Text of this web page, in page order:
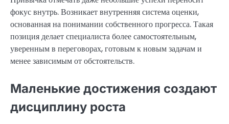
фокус внутрь. Возникает внутренняя система оценки,
основанная на понимании собственного прогресса. Такая
позиция делает специалиста более самостоятельным,
уверенным в переговорах, готовым к новым задачам и
менее зависимым от обстоятельств.
Маленькие достижения создают
дисциплину роста